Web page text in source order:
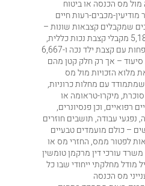
מול מס הכנסה או ביטוח
מודיעין-מכבים-רעות חיים
שמקבלים קצבאות שונות –
למשל כ-5,183 מקבלי קצבת נכות כללית,
2,942 משפחות עם קצבת ילד נכה ו-6,667
סיעוד – אך רק חלק קטן מהם
מלוא הזכויות מול מס
עם מחלות כרוניות,
מיקרו-טראומה או
רפואיים, וכן פנסיונרים,
נפגעי עבודה, תושבים חוזרים
– כולם מועמדים טבעיים
לפטור ממס, החזרי מס או
עורכי דין מרקמן טומשין
מודל מחלקתי ייחודי שבו כל
מס הכנסה